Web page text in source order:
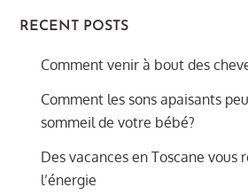
RECENT POSTS
Comment venir à bout des
Comment les sons apaisants
sommeil de votre bébé?
Des vacances en Toscane vous
l’énergie